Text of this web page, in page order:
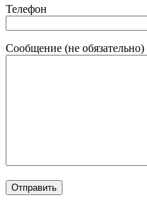
Телефон
Сообщение (не обязательно)